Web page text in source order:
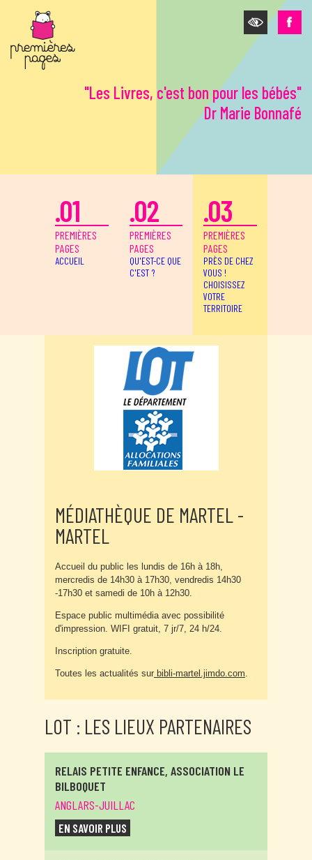
"Les Livres, c'est bon pour les bébés"
Dr Marie Bonnafé
.01
PREMIÈRES
PAGES
ACCUEIL
.02
PREMIÈRES
PAGES
QU'EST-CE QUE
C'EST ?
.03
PREMIÈRES
PAGES
PRÈS DE CHEZ
VOUS !
CHOISISSEZ
VOTRE
TERRITOIRE
MÉDIATHÈQUE DE MARTEL -
MARTEL
Accueil du public les lundis de 16h à 18h,
mercredis de 14h30 à 17h30, vendredis 14h30
-17h30 et samedi de 10h à 12h30.
Espace public multimédia avec possibilité
d'impression. WIFI gratuit, 7 jr/7, 24 h/24.
Inscription gratuite.
Toutes les actualités sur bibli-martel.jimdo.com.
LOT : LES LIEUX PARTENAIRES
RELAIS PETITE ENFANCE, ASSOCIATION LE
BILBOQUET
ANGLARS-JUILLAC
EN SAVOIR PLUS